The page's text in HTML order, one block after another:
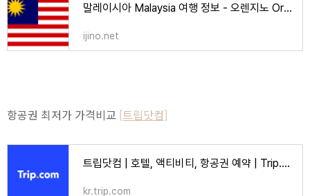
말레이시아 Malaysia 여행 정보 - 오렌지노 OranJino | 음악, 책, 강의
ijino.net
항공권 최저가 가격비교 [트립닷컴]
트립닷컴 | 호텔, 액티비티, 항공권 예약 | Trip.com
kr.trip.com